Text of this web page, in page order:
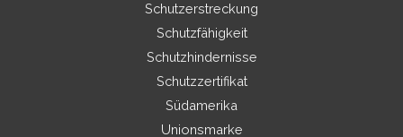
Schutzerstreckung
Schutzfähigkeit
Schutzhindernisse
Schutzzertifikat
Südamerika
Unionsmarke